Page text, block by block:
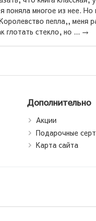
из нее. Но
пепла,, меня разбила,
стекло, но ...→
Дополнительно
Акции
Подарочные
Карта сайта